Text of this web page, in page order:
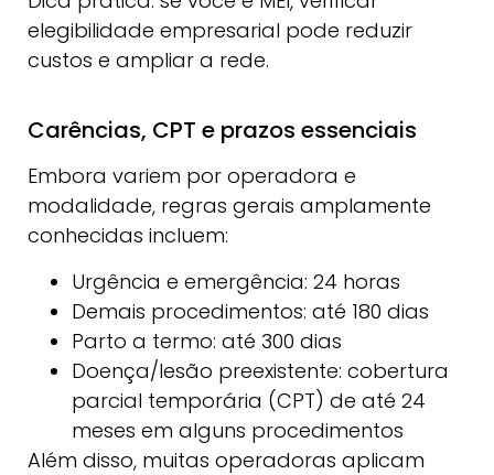
elegibilidade empresarial pode reduzir
custos e ampliar a rede.
Carências, CPT e prazos essenciais
Embora variem por operadora e
modalidade, regras gerais amplamente
conhecidas incluem:
Urgência e emergência: 24 horas
Demais procedimentos: até 180 dias
Parto a termo: até 300 dias
Doença/lesão preexistente: cobertura
parcial temporária (CPT) de até 24
meses em alguns procedimentos
Além disso, muitas operadoras aplicam